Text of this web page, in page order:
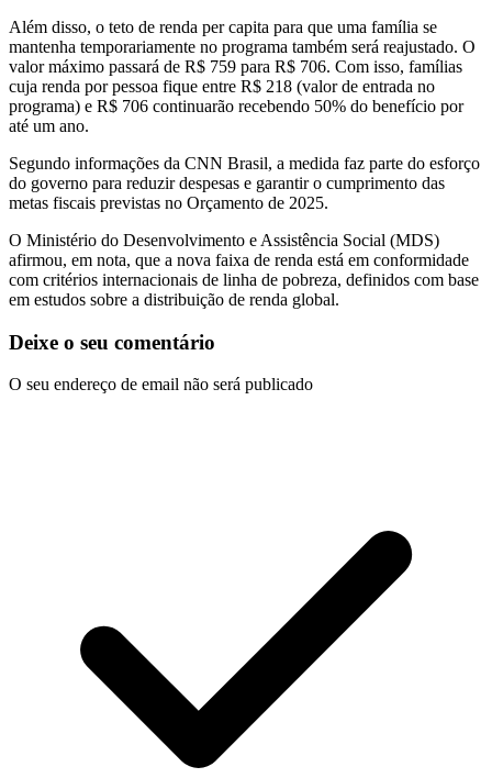
Além disso, o teto de renda per capita para que uma família se
mantenha temporariamente no programa também será reajustado. O
valor máximo passará de R$ 759 para R$ 706. Com isso, famílias
cuja renda por pessoa fique entre R$ 218 (valor de entrada no
programa) e R$ 706 continuarão recebendo 50% do benefício por
até um ano.
Segundo informações da CNN Brasil, a medida faz parte do esforço
do governo para reduzir despesas e garantir o cumprimento das
metas fiscais previstas no Orçamento de 2025.
O Ministério do Desenvolvimento e Assistência Social (MDS)
afirmou, em nota, que a nova faixa de renda está em conformidade
com critérios internacionais de linha de pobreza, definidos com base
em estudos sobre a distribuição de renda global.
Deixe o seu comentário
O seu endereço de email não será publicado